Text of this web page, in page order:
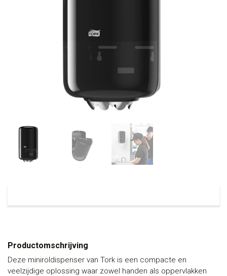
Productomschrijving
Deze miniroldispenser van Tork is een compacte en
veelzijdige oplossing waar zowel handen als oppervlakken